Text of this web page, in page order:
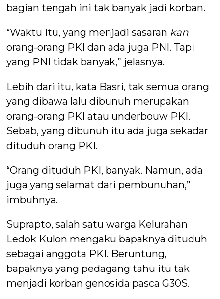
bagian tengah ini tak banyak jadi korban.
“Waktu itu, yang menjadi sasaran kan
orang-orang PKI dan ada juga PNI. Tapi
yang PNI tidak banyak,” jelasnya.
Lebih dari itu, kata Basri, tak semua orang
yang dibawa lalu dibunuh merupakan
orang-orang PKI atau underbouw PKI.
Sebab, yang dibunuh itu ada juga sekadar
dituduh orang PKI.
“Orang dituduh PKI, banyak. Namun, ada
juga yang selamat dari pembunuhan,”
imbuhnya.
Suprapto, salah satu warga Kelurahan
Ledok Kulon mengaku bapaknya dituduh
sebagai anggota PKI. Beruntung,
bapaknya yang pedagang tahu itu tak
menjadi korban genosida pasca G30S.